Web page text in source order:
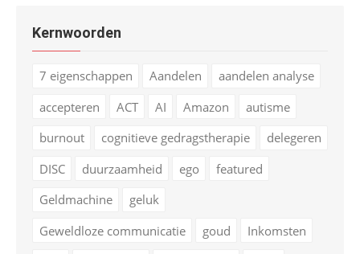
Kernwoorden
7 eigenschappen Aandelen
aandelen analyse
accepteren
ACT AI Amazon
autisme
burnout
cognitieve gedragstherapie
delegeren
DISC
duurzaamheid ego
featured
Geldmachine
geluk
Geweldloze communicatie
goud
Inkomsten